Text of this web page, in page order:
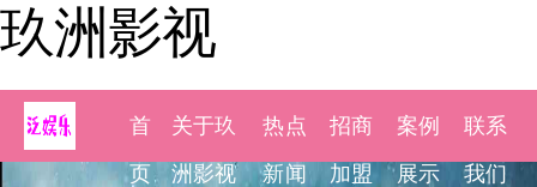
玖洲影视
首
页
关于玖
洲影视
热点
新闻
招商
加盟
案例
展示
联系
我们